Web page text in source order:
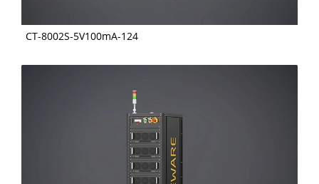
CT-8002S-5V100mA-124